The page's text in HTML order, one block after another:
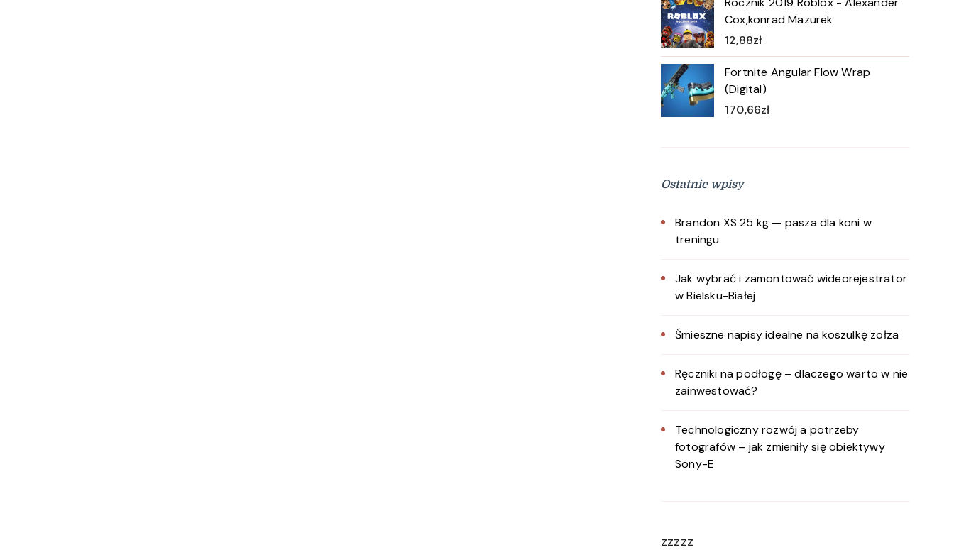
Cox,konrad Mazurek
12,88zł
Fortnite Angular Flow Wrap
(Digital)
170,66zł
Ostatnie wpisy
Brandon XS 25 kg — pasza dla koni w
treningu
Jak wybrać i zamontować wideorejestrator
w Bielsku-Białej
Śmieszne napisy idealne na koszulkę zołza
Ręczniki na podłogę – dlaczego warto w nie
zainwestować?
Technologiczny rozwój a potrzeby
fotografów – jak zmieniły się obiektywy
Sony-E
zzzzz